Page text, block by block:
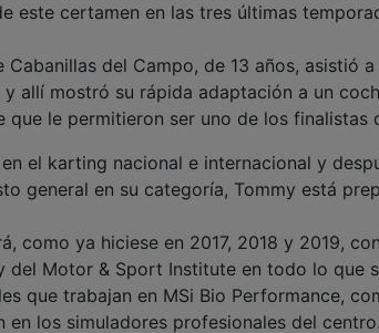
este certamen en las tres últimas
Cabanillas del Campo, de 13 años, asistió
allí mostró su rápida adaptación a un
que le permitieron ser uno de los finalistas
el karting nacional e internacional y
general en su categoría, Tommy está
como ya hiciese en 2017, 2018 y 2019,
del Motor & Sport Institute en todo lo que
que trabajan en MSi Bio Performance,
en los simuladores profesionales del